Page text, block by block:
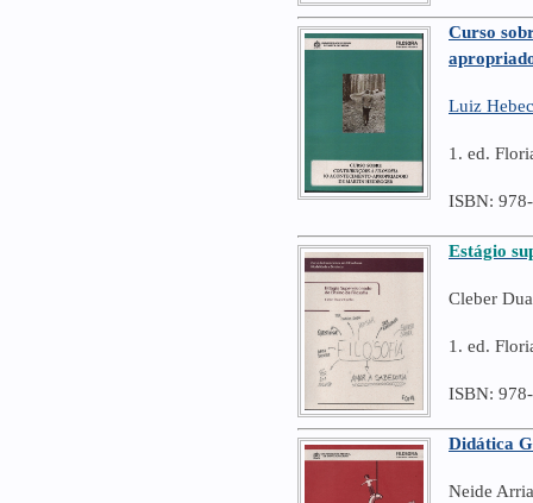
Curso
Luiz
1. ed.
ISBN:
Estágio
Cleber
1. ed.
ISBN:
Didática
Neide